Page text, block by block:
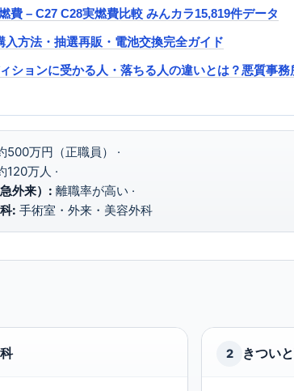
費 – C27 C28実燃費比較 みんカラ15,819件データ
入方法・抽選再販・電池交換完全ガイド
ィションに受かる人・落ちる人の違いとは？悪質事
500万円（正職員） ·
120万人 ·
外来）: 離職率が高い ·
: 手術室・外来・美容外科
2 きつい